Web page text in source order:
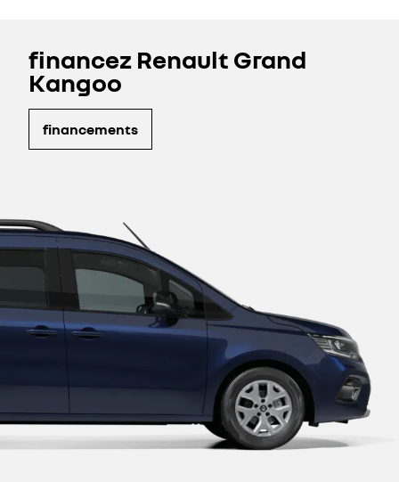
financez Renault Grand
Kangoo
financements